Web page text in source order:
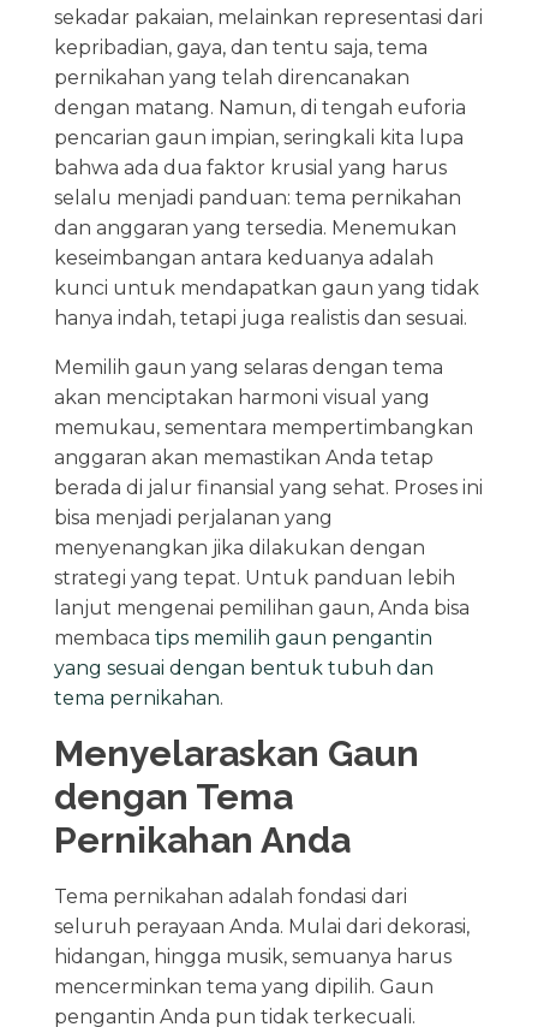
sekadar pakaian, melainkan representasi dari
kepribadian, gaya, dan tentu saja, tema
pernikahan yang telah direncanakan
dengan matang. Namun, di tengah euforia
pencarian gaun impian, seringkali kita lupa
bahwa ada dua faktor krusial yang harus
selalu menjadi panduan: tema pernikahan
dan anggaran yang tersedia. Menemukan
keseimbangan antara keduanya adalah
kunci untuk mendapatkan gaun yang tidak
hanya indah, tetapi juga realistis dan sesuai.
Memilih gaun yang selaras dengan tema
akan menciptakan harmoni visual yang
memukau, sementara mempertimbangkan
anggaran akan memastikan Anda tetap
berada di jalur finansial yang sehat. Proses ini
bisa menjadi perjalanan yang
menyenangkan jika dilakukan dengan
strategi yang tepat. Untuk panduan lebih
lanjut mengenai pemilihan gaun, Anda bisa
membaca tips memilih gaun pengantin
yang sesuai dengan bentuk tubuh dan
tema pernikahan.
Menyelaraskan Gaun
dengan Tema
Pernikahan Anda
Tema pernikahan adalah fondasi dari
seluruh perayaan Anda. Mulai dari dekorasi,
hidangan, hingga musik, semuanya harus
mencerminkan tema yang dipilih. Gaun
pengantin Anda pun tidak terkecuali.